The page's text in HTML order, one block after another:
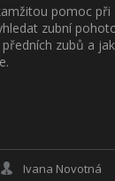
pomoc při
zubní
zubů a
Ivana Novotná